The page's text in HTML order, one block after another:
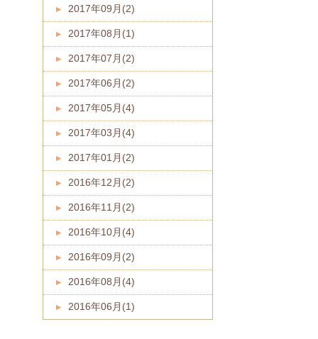
2017年09月(2)
2017年08月(1)
2017年07月(2)
2017年06月(2)
2017年05月(4)
2017年03月(4)
2017年01月(2)
2016年12月(2)
2016年11月(2)
2016年10月(4)
2016年09月(2)
2016年08月(4)
2016年06月(1)